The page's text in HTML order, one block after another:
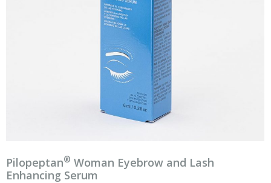
Pilopeptan® Woman Eyebrow and Lash
Enhancing Serum